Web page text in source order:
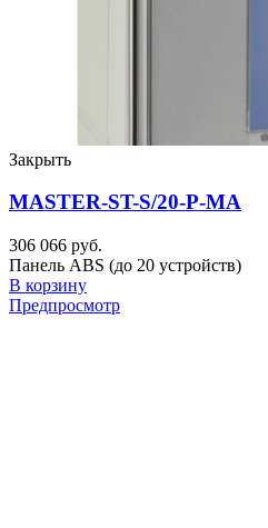
Закрыть
MASTER-ST-S/20-P-MA
306 066 руб.
Панель ABS (до 20 устройств)
В корзину
Предпросмотр